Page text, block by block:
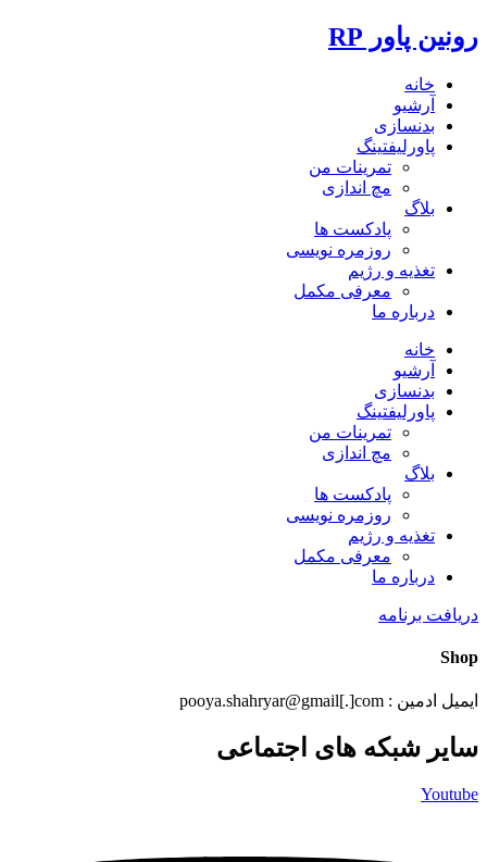
رونین پاور RP
خانه
آرشیو
بدنسازی
پاورلیفتینگ
تمرینات من
مچ اندازی
بلاگ
پادکست ها
روزمره نویسی
تغذیه و رژیم
معرفی مکمل
درباره ما
خانه
آرشیو
بدنسازی
پاورلیفتینگ
تمرینات من
مچ اندازی
بلاگ
پادکست ها
روزمره نویسی
تغذیه و رژیم
معرفی مکمل
درباره ما
دریافت برنامه
Shop
ایمیل ادمین : pooya.shahryar@gmail[.]com
سایر شبکه های اجتماعی
Youtube